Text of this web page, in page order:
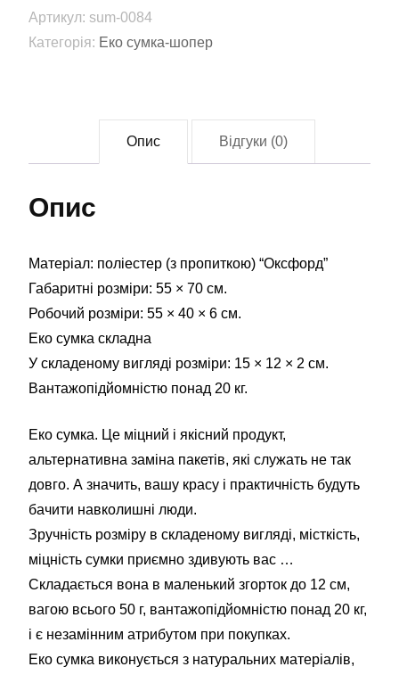
0084)
кількість
Артикул: sum-0084
Категорія: Еко сумка-шопер
Опис Відгуки (0)
Опис
Матеріал: поліестер (з пропиткою) “Оксфорд”
Габаритні розміри: 55 × 70 см.
Робочий розміри: 55 × 40 × 6 см.
Еко сумка складна
У складеному вигляді розміри: 15 × 12 × 2 см.
Вантажопідйомністю понад 20 кг.
Еко сумка. Це міцний і якісний продукт,
альтернативна заміна пакетів, які служать не так
довго. А значить, вашу красу і практичність будуть
бачити навколишні люди.
Зручність розміру в складеному вигляді, місткість,
міцність сумки приємно здивують вас …
Складається вона в маленький згорток до 12 см,
вагою всього 50 г, вантажопідйомністю понад 20 кг,
і є незамінним атрибутом при покупках.
Еко сумка виконується з натуральних матеріалів,